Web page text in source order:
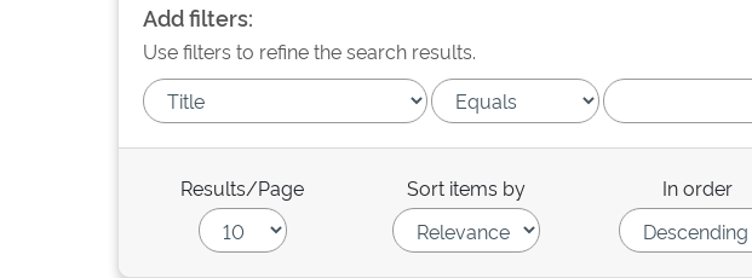
Add filters:
Use filters to refine the search results.
Results/Page Sort items by In order